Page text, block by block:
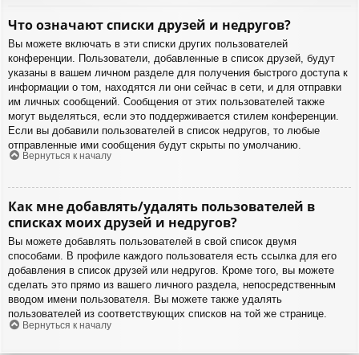
Что означают списки друзей и недругов?
Вы можете включать в эти списки других пользователей
конференции. Пользователи, добавленные в список друзей, будут
указаны в вашем личном разделе для получения быстрого доступа к
информации о том, находятся ли они сейчас в сети, и для отправки
им личных сообщений. Сообщения от этих пользователей также
могут выделяться, если это поддерживается стилем конференции.
Если вы добавили пользователей в список недругов, то любые
отправленные ими сообщения будут скрыты по умолчанию.
Вернуться к началу
Как мне добавлять/удалять пользователей в
списках моих друзей и недругов?
Вы можете добавлять пользователей в свой список двумя
способами. В профиле каждого пользователя есть ссылка для его
добавления в список друзей или недругов. Кроме того, вы можете
сделать это прямо из вашего личного раздела, непосредственным
вводом имени пользователя. Вы можете также удалять
пользователей из соответствующих списков на той же странице.
Вернуться к началу